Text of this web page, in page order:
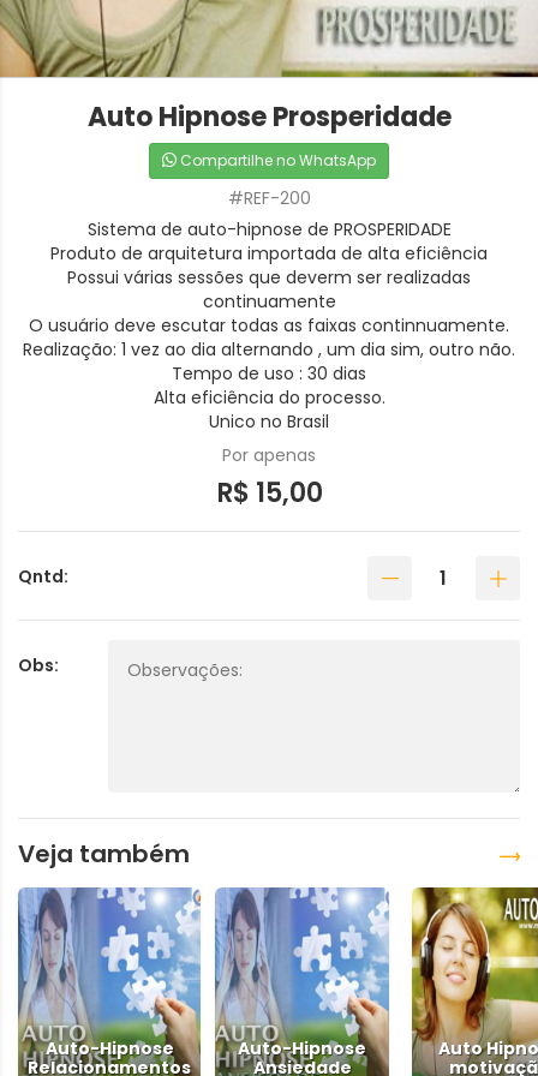
Auto Hipnose Prosperidade
Compartilhe no WhatsApp
#REF-200
Sistema de auto-hipnose de PROSPERIDADE
Produto de arquitetura importada de alta eficiência
Possui várias sessões que deverm ser realizadas
continuamente
O usuário deve escutar todas as faixas continnuamente.
Realização: 1 vez ao dia alternando , um dia sim, outro não.
Tempo de uso : 30 dias
Alta eficiência do processo.
Unico no Brasil
Por apenas
R$ 15,00
Qntd:
Obs:
Veja também
Auto-Hipnose
Relacionamentos
Auto-Hipnose
Ansiedade
Auto